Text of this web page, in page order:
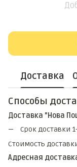
Доставка
Способы
Доставка "Нова
Срок доставки
Стоимость
Адресная